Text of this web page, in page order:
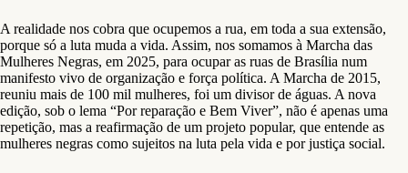
A realidade nos cobra que ocupemos a rua, em toda a sua extensão,
porque só a luta muda a vida. Assim, nos somamos à Marcha das
Mulheres Negras, em 2025, para ocupar as ruas de Brasília num
manifesto vivo de organização e força política. A Marcha de 2015,
reuniu mais de 100 mil mulheres, foi um divisor de águas. A nova
edição, sob o lema “Por reparação e Bem Viver”, não é apenas uma
repetição, mas a reafirmação de um projeto popular, que entende as
mulheres negras como sujeitos na luta pela vida e por justiça social.